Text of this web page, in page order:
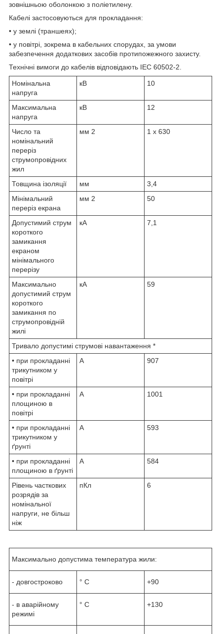
зовнішньою оболонкою з поліетилену.
Кабелі застосовуються для прокладання:
• у землі (траншеях);
• у повітрі, зокрема в кабельних спорудах, за умови
забезпечення додаткових засобів протипожежного захисту.
Технічні вимоги до кабелів відповідають IEC 60502-2.
Номінальна
напруга
кВ 10
Максимальна
напруга
кВ 12
Число та
номінальний
переріз
струмопровідних
жил
мм 2 1 x 630
Товщина ізоляції мм
3,4
Мінімальний
переріз екрана
мм 2 50
Допустимий струм
короткого
замикання
екраном
мінімального
перерізу
кА 7,1
Максимально
допустимий струм
короткого
замикання по
струмопровідній
жилі
кА 59
Тривало допустимі струмові навантаження *
• при прокладанні
трикутником у
повітрі
А 907
• при прокладанні
площиною в
повітрі
А 1001
• при прокладанні
трикутником у
ґрунті
А 593
• при прокладанні
площиною в ґрунті
А 584
Рівень часткових
розрядів за
номінальної
напруги, не більш
ніж
пКл 6
Максимально допустима температура жили:
- довгостроково ° С +90
- в аварійному
режимі
° С +130